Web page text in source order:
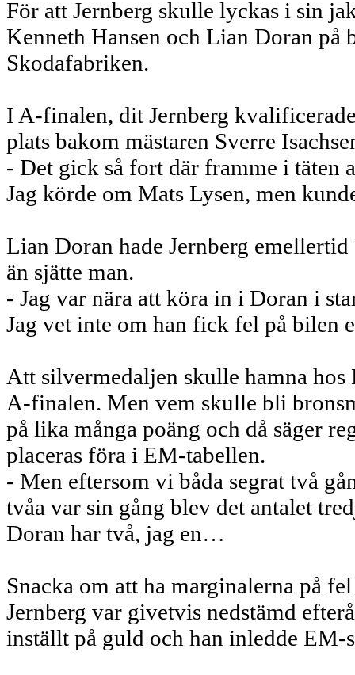
För att Jernberg skulle lyckas i sin
Kenneth Hansen och Lian Doran på
Skodafabriken.
I A-finalen, dit Jernberg
plats bakom mästaren Sverre
- Det gick så fort där framme i täten
Jag körde om Mats Lysen, men
Lian Doran hade Jernberg
än sjätte man.
- Jag var nära att köra in i Doran i
Jag vet inte om han fick fel på bilen
Att silvermedaljen skulle hamna
A-finalen. Men vem skulle bli
på lika många poäng och då säger
placeras föra i EM-tabellen.
- Men eftersom vi båda segrat två
tvåa var sin gång blev det antalet
Doran har två, jag en…
Snacka om att ha marginalerna på
Jernberg var givetvis nedstämd
inställt på guld och han inledde EM-